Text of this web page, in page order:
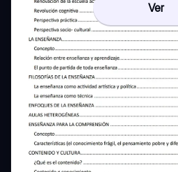
Ver